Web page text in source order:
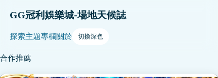
GG冠利娛樂城-場地天候誌
探索主題專欄關於 切換深色
合作推薦